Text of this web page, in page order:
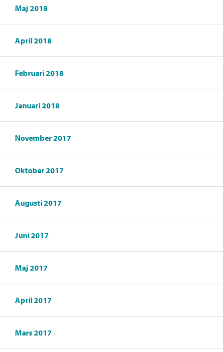
Maj 2018
April 2018
Februari 2018
Januari 2018
November 2017
Oktober 2017
Augusti 2017
Juni 2017
Maj 2017
April 2017
Mars 2017